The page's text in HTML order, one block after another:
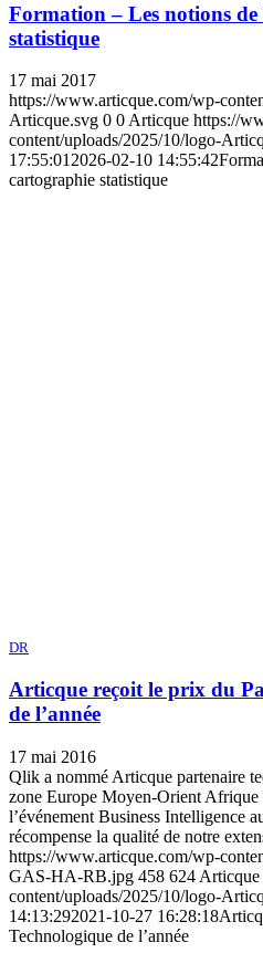
Formation – Les notions
statistique
17 mai 2017
https://www.articque.com/wp-
Articque.svg 0 0 Articque https://
content/uploads/2025/10/logo-
17:55:01 2026-02-10 14:55:42
cartographie statistique
DR
Articque reçoit le prix du
de l’année
17 mai 2016
Qlik a nommé Articque partenaire
zone Europe Moyen-Orient Afrique
l’événement Business Intelligence
récompense la qualité de notre
https://www.articque.com/wp-
GAS-HA-RB.jpg 458 624 Articque
content/uploads/2025/10/logo-
14:13:292021-10-27 16:28:18
Technologique de l’année